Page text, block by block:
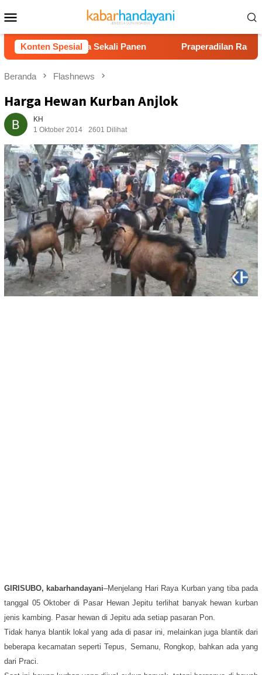
ke
kontenMobile
Konten Spesial
Rp40 Juta Sekali Panen Praperadilan Raudi Akmal
Beranda Flashnews
Harga Hewan Kurban Anjlok
KH
1 Oktober 2014
2601 Dilihat
GIRISUBO, kabarhandayani–Menjelang Hari Raya Kurban yang tiba pada
tanggal 05 Oktober di Pasar Hewan Jepitu terlihat banyak hewan kurban
jenis kambing. Pasar hewan di Jepitu ada setiap pasaran Pon.
Tidak hanya blantik lokal yang ada di pasar ini, melainkan juga blantik dari
beberapa kecamatan seperti Tepus, Semanu, Rongkop, bahkan ada yang
dari Praci.